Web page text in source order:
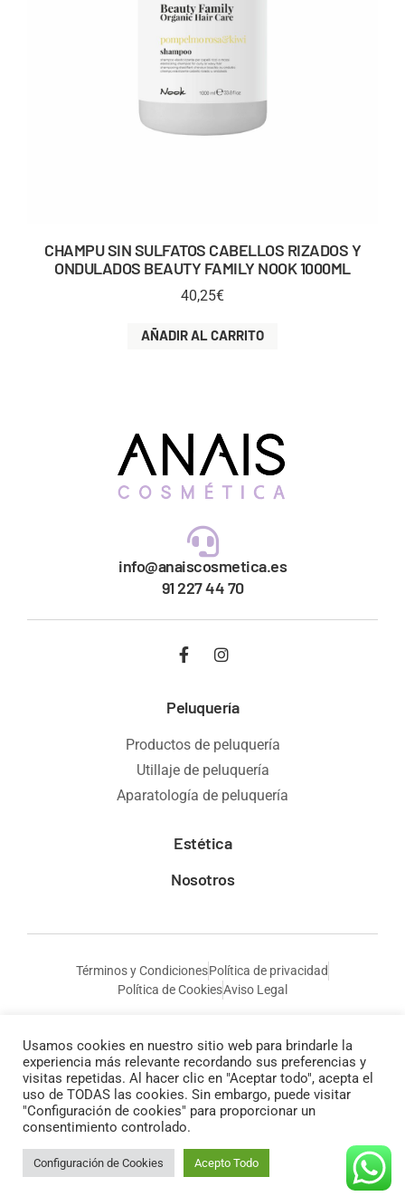
CHAMPU SIN SULFATOS CABELLOS RIZADOS Y
ONDULADOS BEAUTY FAMILY NOOK 1000ML
40,25€
AÑADIR AL CARRITO
info@anaiscosmetica.es
91 227 44 70
Peluquería
Productos de peluquería
Utillaje de peluquería
Aparatología de peluquería
Estética
Nosotros
Términos y CondicionesPolítica de privacidad
Política de CookiesAviso Legal
© Todos los derechos reservados a Anais Cosmética
Usamos cookies en nuestro sitio web para brindarle la
experiencia más relevante recordando sus preferencias y
visitas repetidas. Al hacer clic en "Aceptar todo", acepta el
uso de TODAS las cookies. Sin embargo, puede visitar
"Configuración de cookies" para proporcionar un
consentimiento controlado.
Configuración de Cookies Acepto Todo